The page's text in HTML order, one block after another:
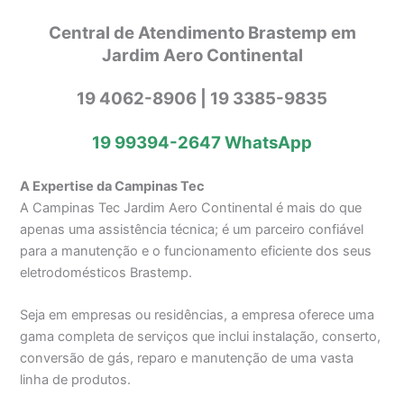
Central de Atendimento Brastemp em
Jardim Aero Continental
19 4062-8906 | 19 3385-9835
19 99394-2647WhatsApp
A Expertise da Campinas Tec
A Campinas Tec Jardim Aero Continental é mais do que
apenas uma assistência técnica; é um parceiro confiável
para a manutenção e o funcionamento eficiente dos seus
eletrodomésticos Brastemp.
Seja em empresas ou residências, a empresa oferece uma
gama completa de serviços que inclui instalação, conserto,
conversão de gás, reparo e manutenção de uma vasta
linha de produtos.